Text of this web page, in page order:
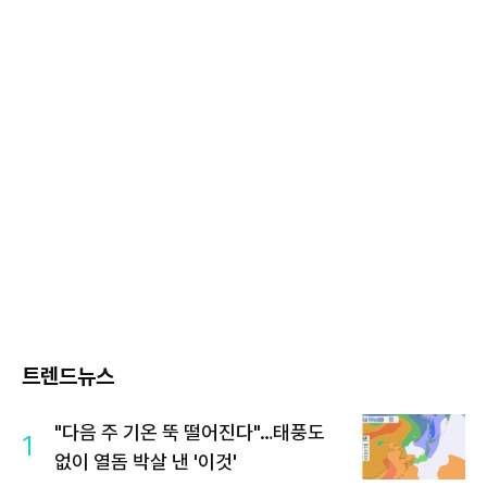
트렌드뉴스
1
"다음 주 기온 뚝 떨어진다"…태풍도
없이 열돔 박살 낸 '이것'